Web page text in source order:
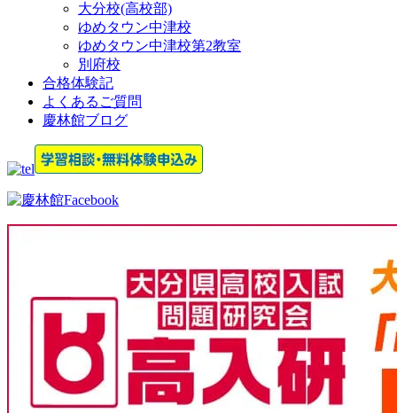
大分校(高校部)
ゆめタウン中津校
ゆめタウン中津校第2教室
別府校
合格体験記
よくあるご質問
慶林館ブログ